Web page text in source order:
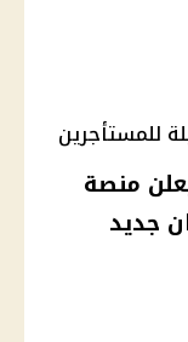
للمستأجرين
منصة
جديد